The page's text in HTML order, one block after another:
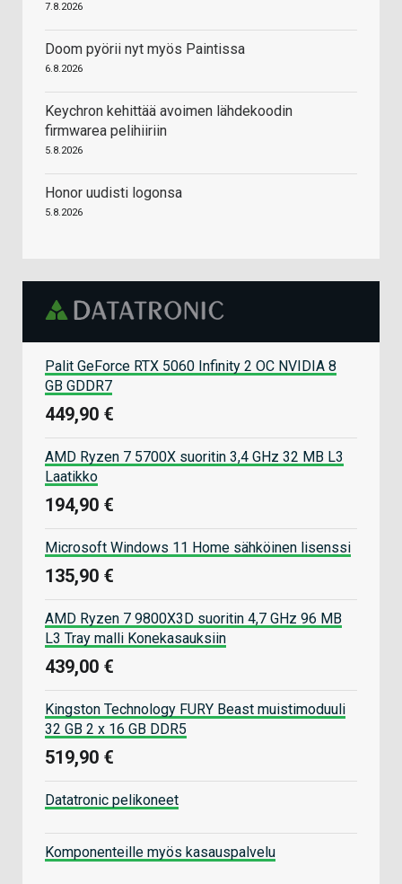
7.8.2026
Doom pyörii nyt myös Paintissa
6.8.2026
Keychron kehittää avoimen lähdekoodin
firmwarea pelihiiriin
5.8.2026
Honor uudisti logonsa
5.8.2026
Palit GeForce RTX 5060 Infinity 2 OC NVIDIA 8
GB GDDR7
449,90 €
AMD Ryzen 7 5700X suoritin 3,4 GHz 32 MB L3
Laatikko
194,90 €
Microsoft Windows 11 Home sähköinen lisenssi
135,90 €
AMD Ryzen 7 9800X3D suoritin 4,7 GHz 96 MB
L3 Tray malli Konekasauksiin
439,00 €
Kingston Technology FURY Beast muistimoduuli
32 GB 2 x 16 GB DDR5
519,90 €
Datatronic pelikoneet
Komponenteille myös kasauspalvelu